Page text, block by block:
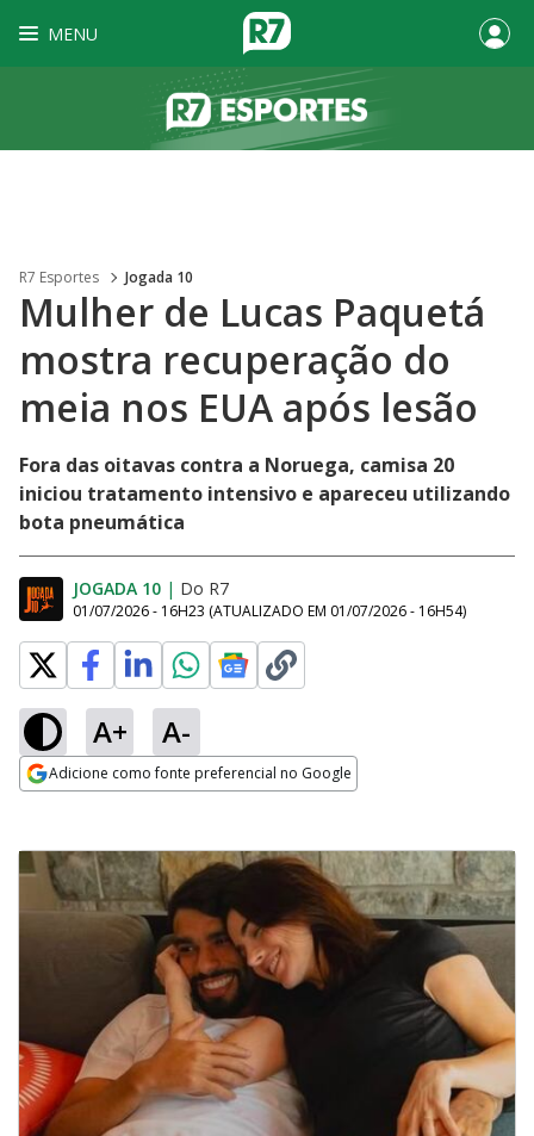
MENU
R7 Esportes Jogada 10
Mulher de Lucas Paquetá
mostra recuperação do
meia nos EUA após lesão
Fora das oitavas contra a Noruega, camisa 20
iniciou tratamento intensivo e apareceu utilizando
bota pneumática
JOGADA 10 | Do R7
01/07/2026 - 16H23 (ATUALIZADO EM 01/07/2026 - 16H54)
A+ A-
Adicione como fonte preferencial no Google